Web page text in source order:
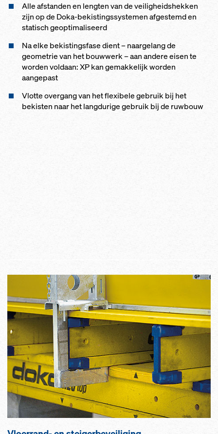
Alle afstanden en lengten van de veiligheidshekken
zijn op de Doka-bekistingssystemen afgestemd en
statisch geoptimaliseerd
Na elke bekistingsfase dient – naargelang de
geometrie van het bouwwerk – aan andere eisen te
worden voldaan: XP kan gemakkelijk worden
aangepast
Vlotte overgang van het flexibele gebruik bij het
bekisten naar het langdurige gebruik bij de ruwbouw